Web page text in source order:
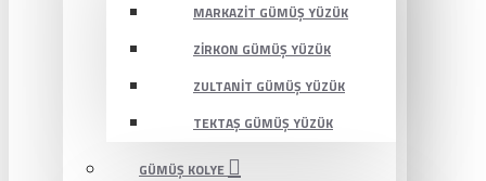
MARKAZIT GÜMÜŞ YÜZÜK
ZIRKON GÜMÜŞ YÜZÜK
ZULTANIT GÜMÜŞ YÜZÜK
TEKTAŞ GÜMÜŞ YÜZÜK
GÜMÜŞ KOLYE